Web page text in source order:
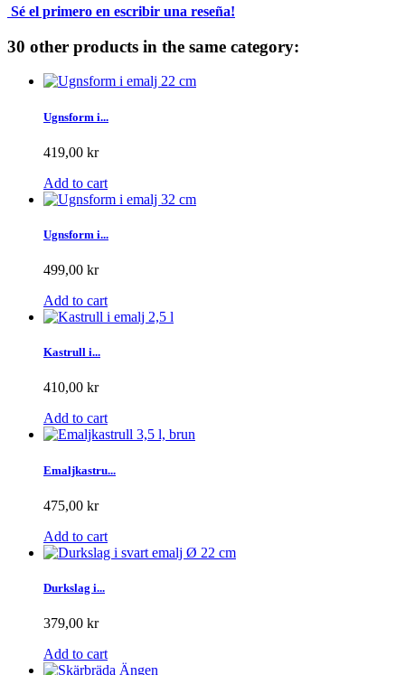
Sé el primero en escribir una reseña!
30 other products in the same category:
Ugnsform i...
419,00 kr
Add to cart
Ugnsform i...
499,00 kr
Add to cart
Kastrull i...
410,00 kr
Add to cart
Emaljkastru...
475,00 kr
Add to cart
Durkslag i...
379,00 kr
Add to cart